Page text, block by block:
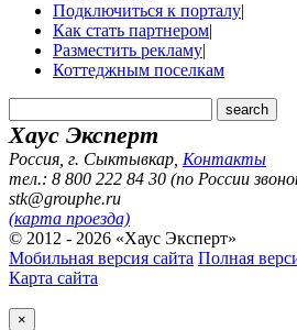
Подключиться к порталу|
Как стать партнером|
Разместить рекламу|
Коттеджным поселкам
Хаус Эксперт
Россия, г. Сыктывкар Контакты
тел.: 8 800 222 84 30 (по России
stk@grouphe.ru
(карта проезда)
© 2012 - 2026 «Хаус Эксперт»
Мобильная версия сайта Полная
Карта сайта
×